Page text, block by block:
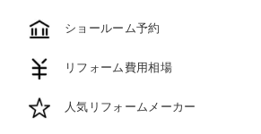
ショールーム予約
リフォーム費用相場
人気リフォームメーカー